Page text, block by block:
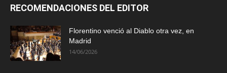
RECOMENDACIONES DEL EDITOR
Florentino venció al Diablo otra vez, en
Madrid
14/06/2026